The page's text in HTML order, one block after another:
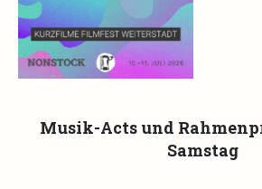
Musik-Acts und
Samstag